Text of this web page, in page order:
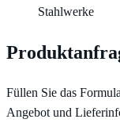
Stahlwerke
Füllen Sie das
Angebot und